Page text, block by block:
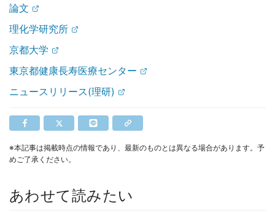
論文
理化学研究所
京都大学
東京都健康長寿医療センター
ニュースリリース(理研)
※本記事は掲載時点の情報であり、最新のものとは異なる場合があります。予
めご了承ください。
あわせて読みたい